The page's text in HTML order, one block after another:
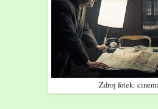
Zdroj fotek: